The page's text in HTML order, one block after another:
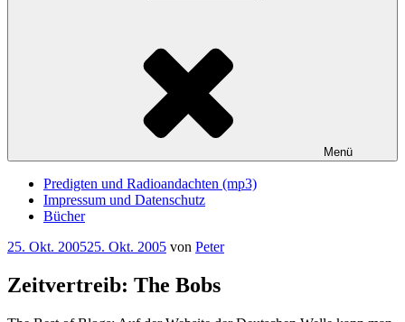
Menü
Predigten und Radioandachten (mp3)
Impressum und Datenschutz
Bücher
Veröffentlicht
25. Okt. 200525. Okt. 2005 von Peter
Zeitvertreib: The Bobs